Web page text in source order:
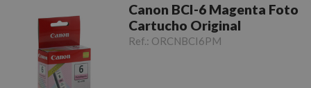
Canon BCI-6 Magenta Foto
Cartucho Original
Ref.: ORCNBCI6PM